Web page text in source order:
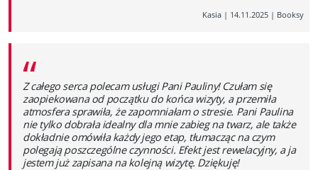
Kasia | 14.11.2025 | Booksy
“
Z całego serca polecam usługi Pani Pauliny! Czułam się
zaopiekowana od początku do końca wizyty, a przemiła
atmosfera sprawiła, że zapomniałam o stresie. Pani Paulina
nie tylko dobrała idealny dla mnie zabieg na twarz, ale także
dokładnie omówiła każdy jego etap, tłumacząc na czym
polegają poszczególne czynności. Efekt jest rewelacyjny, a ja
jestem już zapisana na kolejną wizytę. Dziękuję!